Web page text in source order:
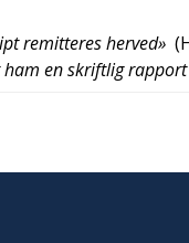
remitteres herved» (
en skriftlig rapport